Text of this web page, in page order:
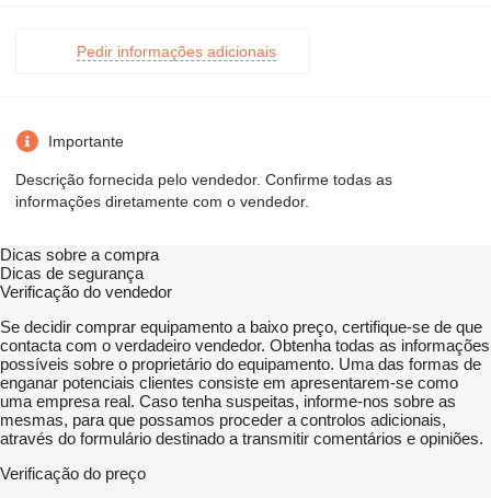
Pedir informações adicionais
Importante
Descrição fornecida pelo vendedor. Confirme todas as
informações diretamente com o vendedor.
Dicas sobre a compra
Dicas de segurança
Verificação do vendedor
Se decidir comprar equipamento a baixo preço, certifique-se de que
contacta com o verdadeiro vendedor. Obtenha todas as informações
possíveis sobre o proprietário do equipamento. Uma das formas de
enganar potenciais clientes consiste em apresentarem-se como
uma empresa real. Caso tenha suspeitas, informe-nos sobre as
mesmas, para que possamos proceder a controlos adicionais,
através do formulário destinado a transmitir comentários e opiniões.
Verificação do preço